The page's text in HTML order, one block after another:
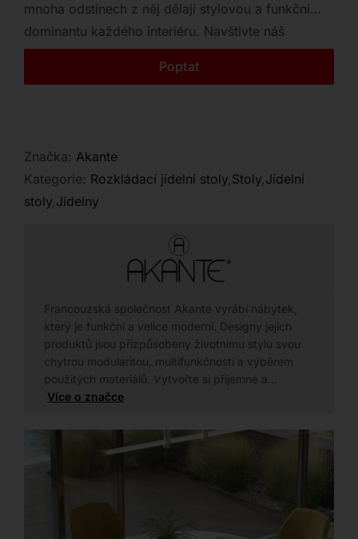
Kontakt
mnoha odstínech z něj dělají stylovou a funkční
dominantu každého interiéru. Navštivte náš
showroom v Plzni a vyberte si ideální rozměr pro
vaše dokonalé stolování.
Poptat
Značka: Akante
Kategorie: Rozkládací jídelní stoly,Stoly,Jídelní
stoly,Jídelny
Francouzská společnost Akante vyrábí nábytek,
který je funkční a velice moderní. Designy jejích
produktů jsou přizpůsobeny životnímu stylu svou
chytrou modularitou, multifunkčností a výběrem
použitých materiálů. Vytvořte si příjemné a…
Více o značce